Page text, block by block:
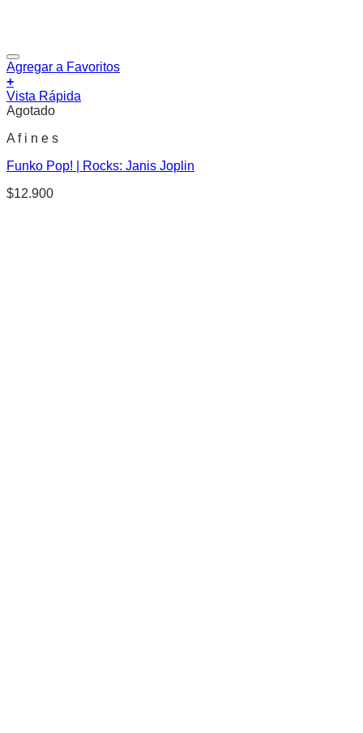
Agregar a Favoritos
+
Vista Rápida
Agotado
A f i n e s
Funko Pop! | Rocks: Janis Joplin
$12.900